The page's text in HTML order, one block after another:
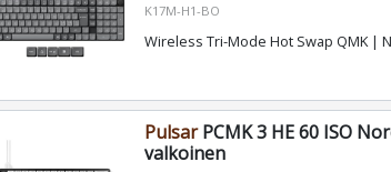
K17M-H1-BO
Wireless Tri-Mode Hot Swap QMK |
PulsarPCMK 3 HE 60 ISO
valkoinen